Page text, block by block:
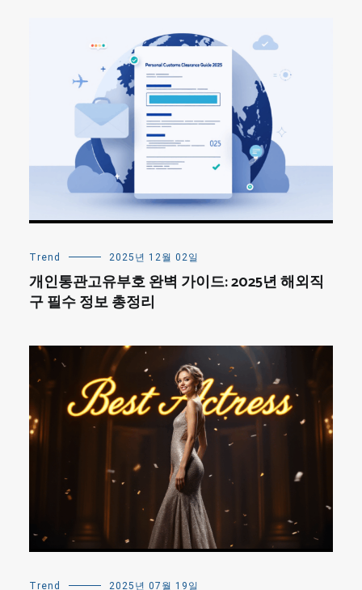
Trend 2025년 12월 02일
개인통관고유부호 완벽 가이드: 2025년 해외직
구 필수 정보 총정리
Trend 2025년 07월 19일